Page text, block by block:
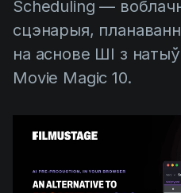
Script Synopsis
Script Sides
Выклікныя лісты
Customer Stories
Distribution
Events
Шаблоны
Даведнікі
Прыклады выкарыстання
Цэнтр дапамогі
Scheduling —
сцэнарыя,
на аснове ШІ з
Movie Magic 10.